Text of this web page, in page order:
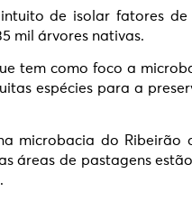
de isolar fatores
mil árvores nativas.
tem como foco a
espécies para a
microbacia do Ribeirão
áreas de pastagens